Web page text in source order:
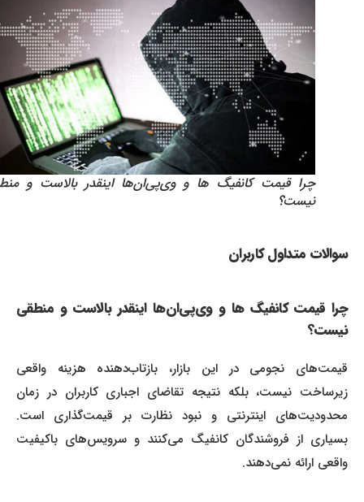
چرا قیمت کانفیگ‌ ها و وی‌پی‌ان‌ها اینقدر بالاست و منطقی
نیست؟
سوالات متداول کاربران
چرا قیمت کانفیگ‌ ها و وی‌پی‌ان‌ها اینقدر بالاست و منطقی
نیست؟
قیمت‌های نجومی در این بازار، بازتاب‌دهنده هزینه واقعی
زیرساخت نیست، بلکه نتیجه تقاضای اجباری کاربران در زمان
محدودیت‌های اینترنتی و نبود نظارت بر قیمت‌گذاری است.
بسیاری از فروشندگان کانفیگ‌ می‌کنند و سرویس‌های باکیفیت
واقعی ارائه نمی‌دهند.